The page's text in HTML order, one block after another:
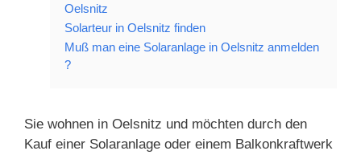
Oelsnitz
Solarteur in Oelsnitz finden
Muß man eine Solaranlage in Oelsnitz anmelden
?
Sie wohnen in Oelsnitz und möchten durch den
Kauf einer Solaranlage oder einem Balkonkraftwerk